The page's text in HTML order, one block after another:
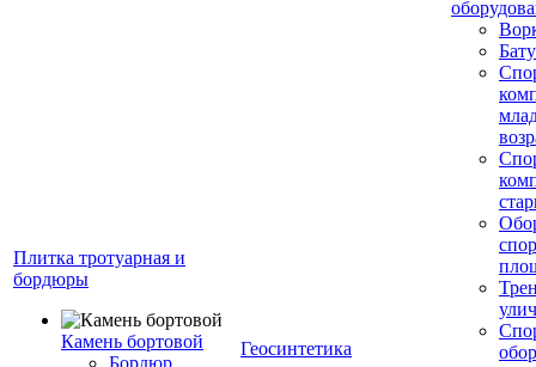
Плитка тротуарная и
бордюры
Камень бортовой
Бордюр
Геосинтетика